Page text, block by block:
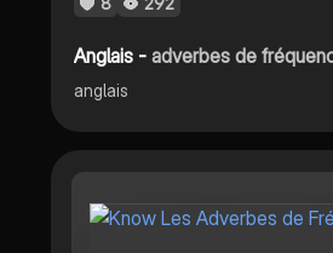
Anglais -adverbes de
anglais